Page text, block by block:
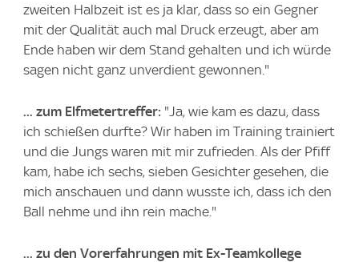
zweiten Halbzeit ist es ja klar, dass so ein Gegner
mit der Qualität auch mal Druck erzeugt, aber am
Ende haben wir dem Stand gehalten und ich würde
sagen nicht ganz unverdient gewonnen."
... zum Elfmetertreffer: "Ja, wie kam es dazu, dass
ich schießen durfte? Wir haben im Training trainiert
und die Jungs waren mit mir zufrieden. Als der Pfiff
kam, habe ich sechs, sieben Gesichter gesehen, die
mich anschauen und dann wusste ich, dass ich den
Ball nehme und ihn rein mache."
... zu den Vorerfahrungen mit Ex-Teamkollege